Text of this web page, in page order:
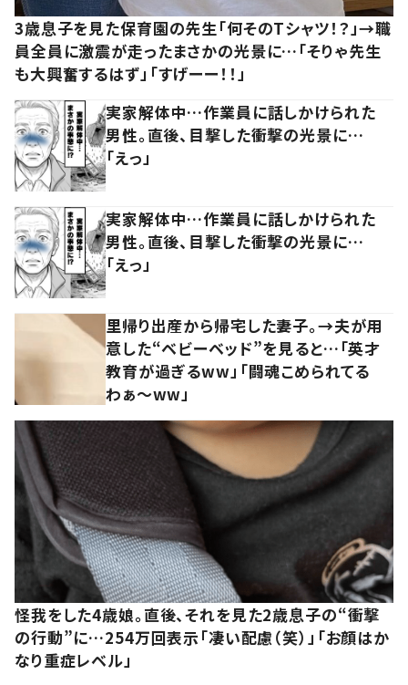
3歳息子を見た保育園の先生「何そのTシャツ！？」→職
員全員に激震が走ったまさかの光景に…「そりゃ先生
も大興奮するはず」「すげーー！！」
実家解体中…作業員に話しかけられた
男性。直後、目撃した衝撃の光景に…
「えっ」
実家解体中…作業員に話しかけられた
男性。直後、目撃した衝撃の光景に…
「えっ」
里帰り出産から帰宅した妻子。→夫が用
意した“ベビーベッド”を見ると…「英才
教育が過ぎるww」「闘魂こめられてる
わぁ～ww」
怪我をした4歳娘。直後、それを見た2歳息子の“衝撃
の行動”に…254万回表示「凄い配慮（笑）」「お顔はか
なり重症レベル」